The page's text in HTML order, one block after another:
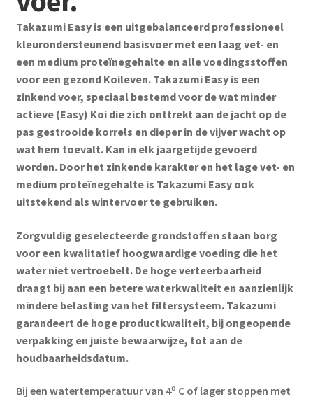
Takazumi Easy is een uitgebalanceerd professioneel
kleurondersteunend basisvoer met een laag vet- en
een medium proteïnegehalte en alle voedingsstoffen
voor een gezond Koileven. Takazumi Easy is een
zinkend voer, speciaal bestemd voor de wat minder
actieve (Easy) Koi die zich onttrekt aan de jacht op de
pas gestrooide korrels en dieper in de vijver wacht op
wat hem toevalt. Kan in elk jaargetijde gevoerd
worden. Door het zinkende karakter en het lage vet- en
medium proteïnegehalte is Takazumi Easy ook
uitstekend als wintervoer te gebruiken.
Zorgvuldig geselecteerde grondstoffen staan borg
voor een kwalitatief hoogwaardige voeding die het
water niet vertroebelt. De hoge verteerbaarheid
draagt bij aan een betere waterkwaliteit en aanzienlijk
mindere belasting van het filtersysteem. Takazumi
garandeert de hoge productkwaliteit, bij ongeopende
verpakking en juiste bewaarwijze, tot aan de
houdbaarheidsdatum.
Bij een watertemperatuur van 4º C of lager stoppen met